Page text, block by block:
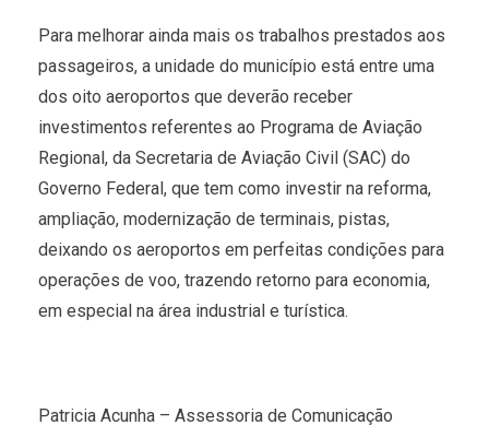
Para melhorar ainda mais os trabalhos prestados aos
passageiros, a unidade do município está entre uma
dos oito aeroportos que deverão receber
investimentos referentes ao Programa de Aviação
Regional, da Secretaria de Aviação Civil (SAC) do
Governo Federal, que tem como investir na reforma,
ampliação, modernização de terminais, pistas,
deixando os aeroportos em perfeitas condições para
operações de voo, trazendo retorno para economia,
em especial na área industrial e turística.
Patricia Acunha – Assessoria de Comunicação